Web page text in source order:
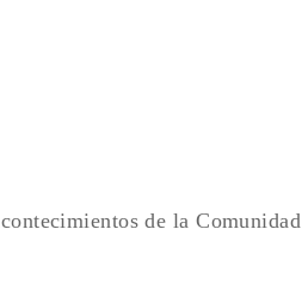
de la Comunidad